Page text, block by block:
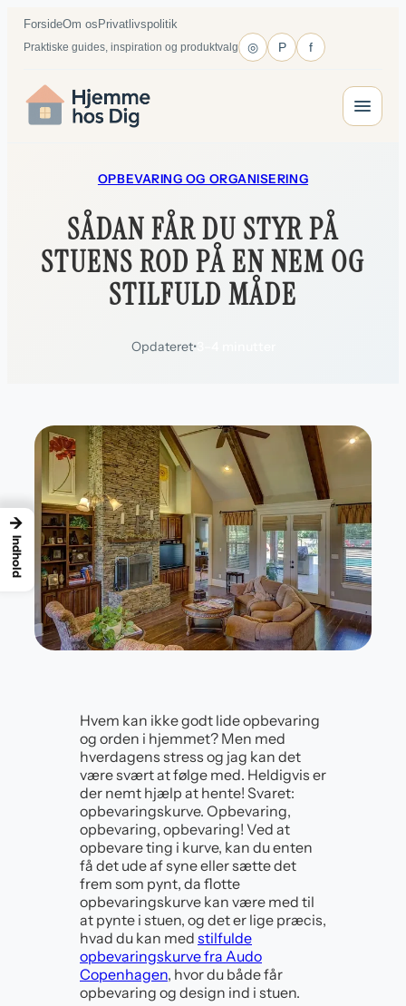
Spring
indhold
ForsideOm os Privatlivspolitik
Praktiske guides, inspiration og produktvalg ◎ P f
OPBEVARING OG ORGANISERING
SÅDAN FÅR DU STYR PÅ
STUENS ROD PÅ EN NEM OG
STILFULD MÅDE
Opdateret•3–4 minutter
Hvem kan ikke godt lide opbevaring
og orden i hjemmet? Men med
hverdagens stress og jag kan det
være svært at følge med. Heldigvis er
der nemt hjælp at hente! Svaret:
opbevaringskurve. Opbevaring,
opbevaring, opbevaring! Ved at
opbevare ting i kurve, kan du enten
få det ude af syne eller sætte det
frem som pynt, da flotte
opbevaringskurve kan være med til
at pynte i stuen, og det er lige præcis,
hvad du kan med stilfulde
opbevaringskurve fra Audo
Copenhagen, hvor du både får
opbevaring og design ind i stuen.
→
Indhold